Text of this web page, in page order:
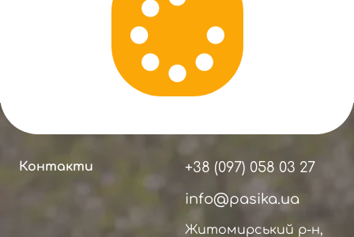
Контакти
+38 (097) 058 03 27
info@pasika.ua
Житомирський р-н,